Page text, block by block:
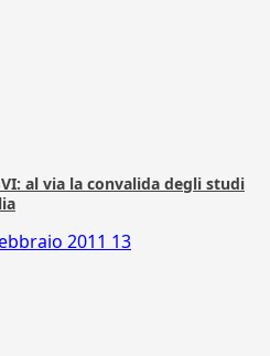
al via la convalida degli studi
2011 13